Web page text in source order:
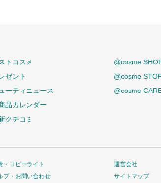
トコスメ
ゼント
ーティニュース
品カレンダー
クチコミ
@cosme
@cosme
@cosme
・コピーライト
プ・お問い合わせ
運営会社
サイトマップ